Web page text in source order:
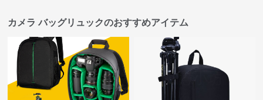
カメラ バッグリュックのおすすめアイテム